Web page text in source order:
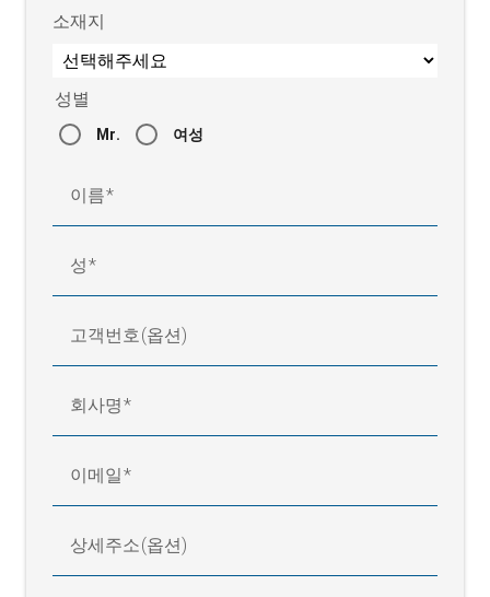
소재지
성별
Mr. 여성
이름
성
고객번호(옵션)
회사명
이메일
상세주소(옵션)